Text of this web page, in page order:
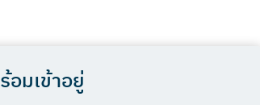
อมเข้าอยู่